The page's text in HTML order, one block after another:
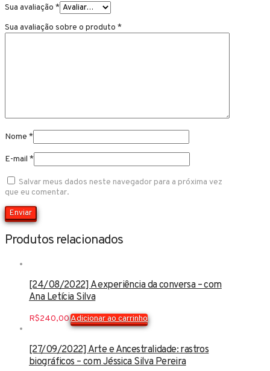
Sua avaliação *
Sua avaliação sobre o produto *
Nome *
E-mail *
Salvar meus dados neste navegador para a próxima vez
que eu comentar.
Produtos relacionados
[24/08/2022] A experiência da conversa – com
Ana Letícia Silva
R$240,00Adicionar ao carrinho
[27/09/2022] Arte e Ancestralidade: rastros
biográficos – com Jéssica Silva Pereira